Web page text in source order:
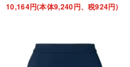
10,164円(本体9,240円、税924円)